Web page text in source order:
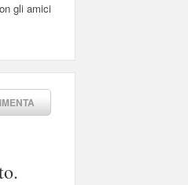
gli amici